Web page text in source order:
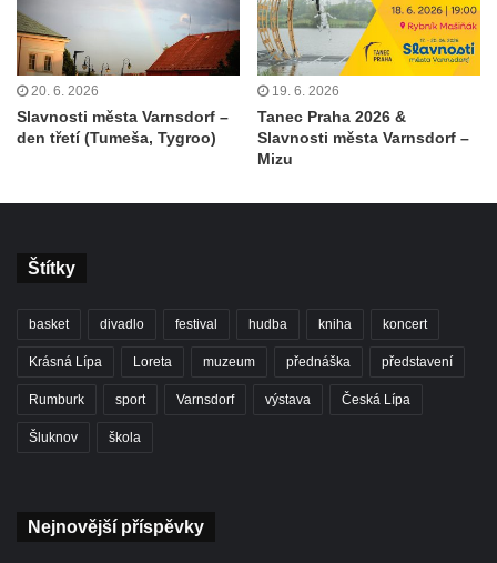
20. 6. 2026
Slavnosti města Varnsdorf –
den třetí (Tumeša, Tygroo)
19. 6. 2026
Tanec Praha 2026 &
Slavnosti města Varnsdorf –
Mizu
Štítky
basket divadlo festival hudba kniha koncert
Krásná Lípa Loreta muzeum přednáška představení
Rumburk sport Varnsdorf výstava Česká Lípa
Šluknov škola
Nejnovější příspěvky